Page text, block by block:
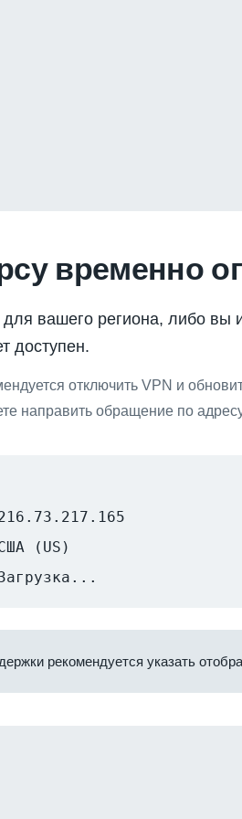
временно
вашего региона, либо вы
доступен.
отключить VPN и
направить обращение по
(US)
рекомендуется указать